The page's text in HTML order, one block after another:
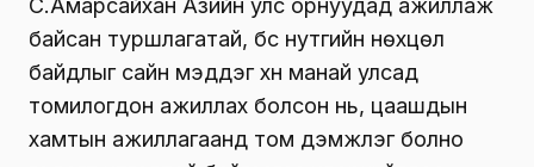
байсан туршлагатай, бүс нутгийн нөхцөл
байдлыг сайн мэддэг хүн манай улсад
томилогдон ажиллах болсон нь, цаашдын
хамтын ажиллагаанд том дэмжлэг болно